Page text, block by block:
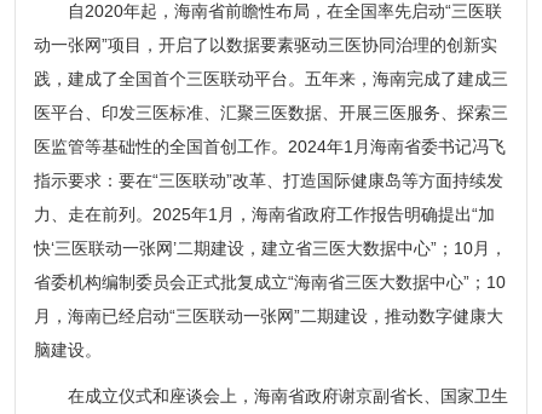
自2020年起，海南省前瞻性布局，在全国率先启动“三医联
动一张网”项目，开启了以数据要素驱动三医协同治理的创新实
践，建成了全国首个三医联动平台。五年来，海南完成了建成三
医平台、印发三医标准、汇聚三医数据、开展三医服务、探索三
医监管等基础性的全国首创工作。2024年1月海南省委书记冯飞
指示要求：要在“三医联动”改革、打造国际健康岛等方面持续发
力、走在前列。2025年1月，海南省政府工作报告明确提出“加
快‘三医联动一张网’二期建设，建立省三医大数据中心”；10月，
省委机构编制委员会正式批复成立“海南省三医大数据中心”；10
月，海南已经启动“三医联动一张网”二期建设，推动数字健康大
脑建设。
在成立仪式和座谈会上，海南省政府谢京副省长、国家卫生